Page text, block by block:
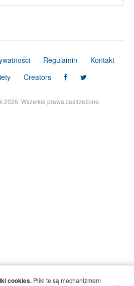
Regulamin
Kontakt
Creators
Wszelkie prawa zastrzeżone.
cookies. Pliki te są mechanizmem